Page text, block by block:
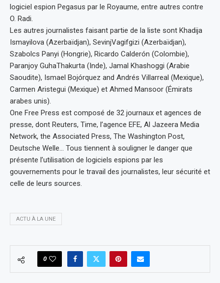
logiciel espion Pegasus par le Royaume, entre autres contre
O. Radi.
Les autres journalistes faisant partie de la liste sont Khadija
Ismayilova (Azerbaïdjan), SevinjVagifgizi (Azerbaïdjan),
Szabolcs Panyi (Hongrie), Ricardo Calderón (Colombie),
Paranjoy GuhaThakurta (Inde), Jamal Khashoggi (Arabie
Saoudite), Ismael Bojórquez and Andrés Villarreal (Mexique),
Carmen Aristegui (Mexique) et Ahmed Mansoor (Émirats
arabes unis).
One Free Press est composé de 32 journaux et agences de
presse, dont Reuters, Time, l’agence EFE, Al Jazeera Media
Network, the Associated Press, The Washington Post,
Deutsche Welle… Tous tiennent à souligner le danger que
présente l’utilisation de logiciels espions par les
gouvernements pour le travail des journalistes, leur sécurité et
celle de leurs sources.
ACTU À LA UNE
0